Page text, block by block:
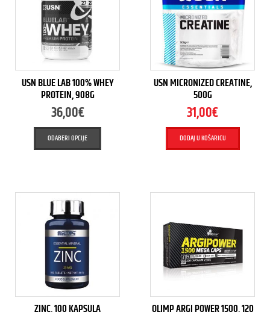
USN BLUE LAB 100% WHEY
PROTEIN, 908G
36,00€
ODABERI OPCIJE
USN MICRONIZED CREATINE,
500G
31,00€
DODAJ U KOŠARICU